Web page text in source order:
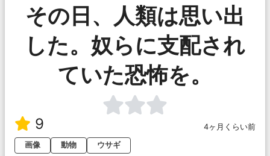
その日、人類は思い出
した。奴らに支配され
ていた恐怖を。
9
4ヶ月くらい前
画像
動物 ウサギ